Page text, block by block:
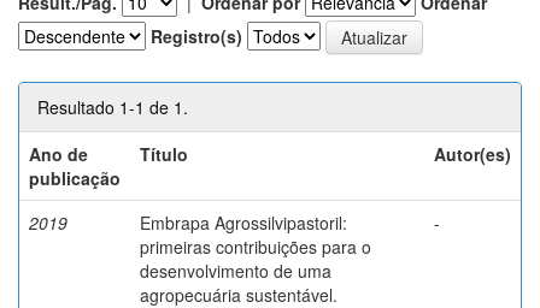
Registro(s)
Resultado 1-1 de 1.
Ano de
publicação
Título Autor(es)
2019
Embrapa Agrossilvipastoril:
primeiras contribuições para o
desenvolvimento de uma
agropecuária sustentável.
-